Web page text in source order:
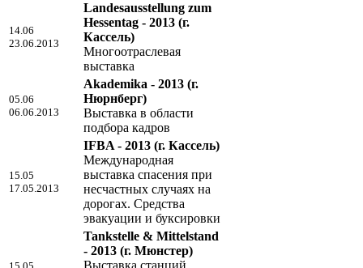
14.06
23.06.2013
Landesausstellung zum
Hessentag - 2013 (г.
Кассель)
Многоотраслевая
выставка
05.06
06.06.2013
Akademika - 2013 (г.
Нюрнберг)
Выставка в области
подбора кадров
15.05
17.05.2013
IFBA - 2013 (г. Кассель)
Международная
выставка спасения при
несчастных случаях на
дорогах. Средства
эвакуации и буксировки
Tankstelle & Mittelstand
- 2013 (г. Мюнстер)